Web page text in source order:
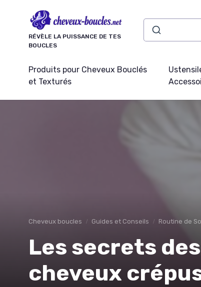
RÉVÈLE LA PUISSANCE DE TES
BOUCLES
Produits pour Cheveux Bouclés
et Texturés
Cheveux boucles Guides et Conseils Routine de
Les secrets
cheveux